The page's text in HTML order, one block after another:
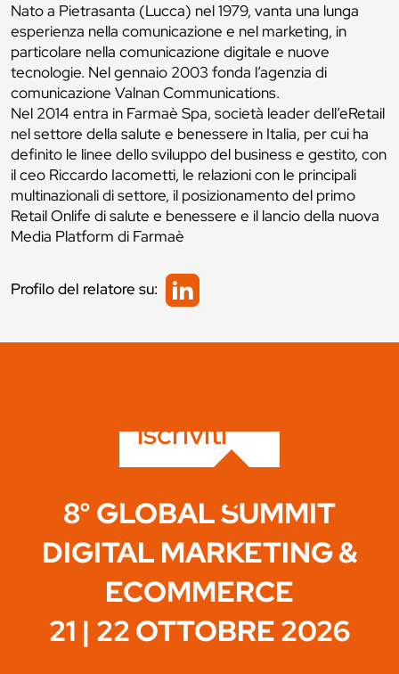
Nato a Pietrasanta (Lucca) nel 1979, vanta una lunga
esperienza nella comunicazione e nel marketing, in
particolare nella comunicazione digitale e nuove
tecnologie. Nel gennaio 2003 fonda l’agenzia di
comunicazione Valnan Communications.
Nel 2014 entra in Farmaè Spa, società leader dell’eRetail
nel settore della salute e benessere in Italia, per cui ha
definito le linee dello sviluppo del business e gestito, con
il ceo Riccardo Iacometti, le relazioni con le principali
multinazionali di settore, il posizionamento del primo
Retail Onlife di salute e benessere e il lancio della nuova
Media Platform di Farmaè
Profilo del relatore su:
iscriviti
8° GLOBAL SUMMIT
DIGITAL MARKETING &
ECOMMERCE
21 | 22 OTTOBRE 2026